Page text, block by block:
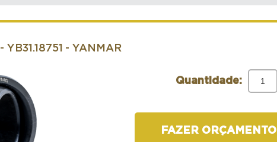
- YB31.18751 - YANMAR
Quantidade:
FAZER ORÇAMENTO